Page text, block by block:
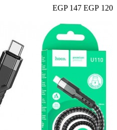
120 EGP
147 EGP